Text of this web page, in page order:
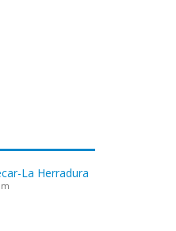
La Herradura